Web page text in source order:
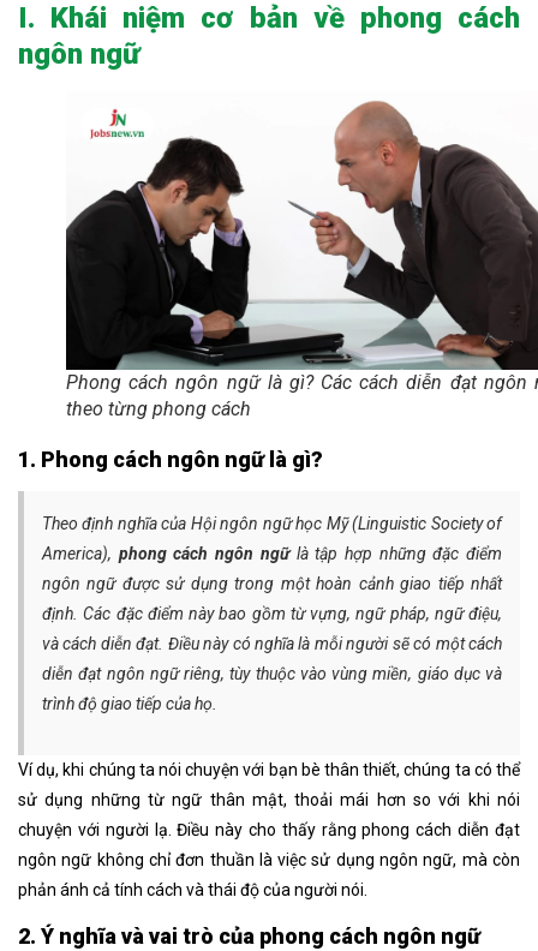
I. Khái niệm cơ bản về phong cách
ngôn ngữ
Phong cách ngôn ngữ là gì? Các cách diễn đạt ngôn
theo từng phong cách
1. Phong cách ngôn ngữ là gì?
Theo định nghĩa của Hội ngôn ngữ học Mỹ (Linguistic Society of
America), phong cách ngôn ngữlà tập hợp những đặc điểm
ngôn ngữ được sử dụng trong một hoàn cảnh giao tiếp nhất
định. Các đặc điểm này bao gồm từ vựng, ngữ pháp, ngữ điệu,
và cách diễn đạt. Điều này có nghĩa là mỗi người sẽ có mộtcách
diễn đạt ngôn ngữriêng, tùy thuộc vào vùng miền, giáo dục và
trình độ giao tiếp của họ.
Ví dụ, khi chúng ta nói chuyện với bạn bè thân thiết, chúng ta có thể
sử dụng những từ ngữ thân mật, thoải mái hơn so với khi nói
chuyện với người lạ. Điều này cho thấy rằng phong cách diễn đạt
ngôn ngữ không chỉ đơn thuần là việc sử dụng ngôn ngữ, mà còn
phản ánh cả tính cách và thái độ của người nói.
2. Ý nghĩa và vai trò của phong cách ngôn ngữ